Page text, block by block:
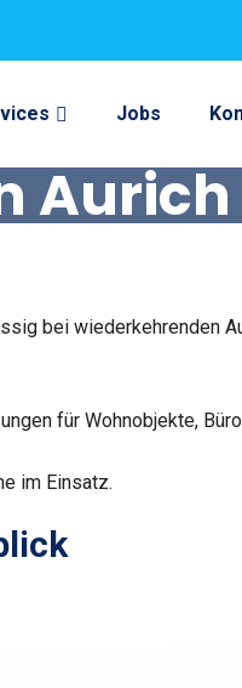
Jobs
Aurich
bei wiederkehrenden
für Wohnobjekte,
im Einsatz.